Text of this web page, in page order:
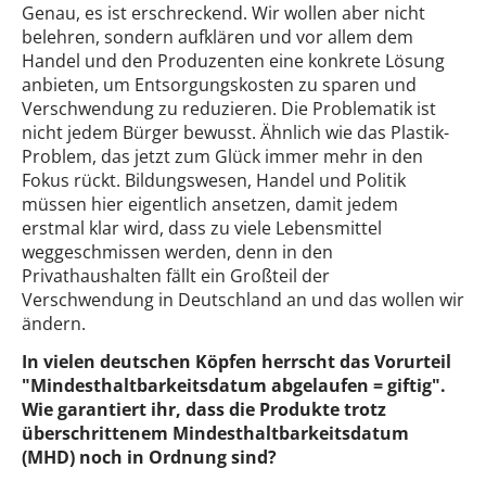
Genau, es ist erschreckend. Wir wollen aber nicht
belehren, sondern aufklären und vor allem dem
Handel und den Produzenten eine konkrete Lösung
anbieten, um Entsorgungskosten zu sparen und
Verschwendung zu reduzieren. Die Problematik ist
nicht jedem Bürger bewusst. Ähnlich wie das Plastik-
Problem, das jetzt zum Glück immer mehr in den
Fokus rückt. Bildungswesen, Handel und Politik
müssen hier eigentlich ansetzen, damit jedem
erstmal klar wird, dass zu viele Lebensmittel
weggeschmissen werden, denn in den
Privathaushalten fällt ein Großteil der
Verschwendung in Deutschland an und das wollen wir
ändern.
In vielen deutschen Köpfen herrscht das Vorurteil
"Mindesthaltbarkeitsdatum abgelaufen = giftig".
Wie garantiert ihr, dass die Produkte trotz
überschrittenem Mindesthaltbarkeitsdatum
(MHD) noch in Ordnung sind?